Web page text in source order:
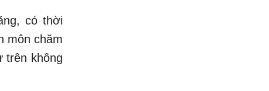
có thời
môn chăm
trên không